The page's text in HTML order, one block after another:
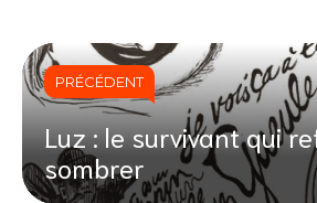
PRÉCÉDENT
Luz : le survivant qui
sombrer